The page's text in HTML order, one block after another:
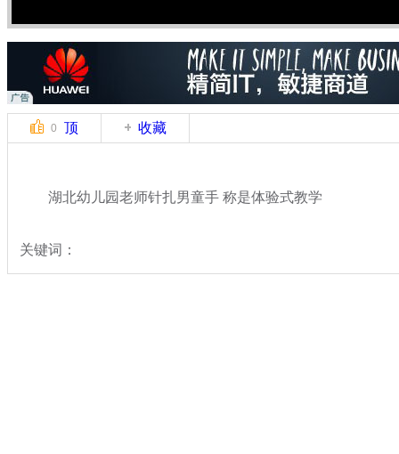
0 顶 收藏
湖北幼儿园老师针扎男童手 称是体验式教学
关键词：